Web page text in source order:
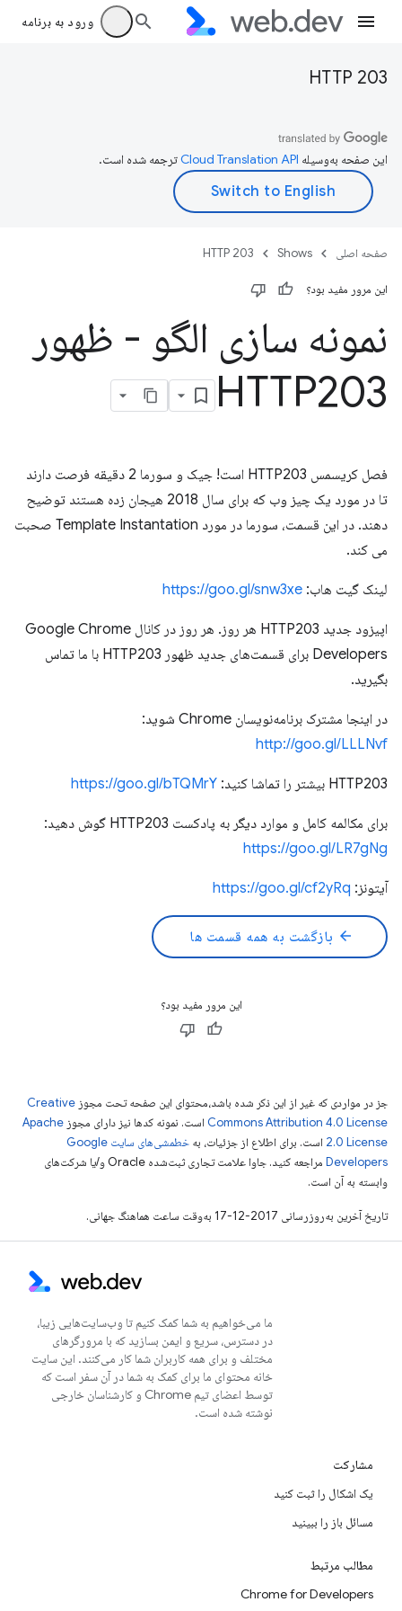
ورود به برنامه
HTTP 203
این صفحه به‌وسیله ترجمه شده است.
صفحه اصلی Shows
HTTP 203
این مرور مفید بود؟
نمونه سازی الگو - ظهور
HTTP203
فصل کریسمس HTTP203 است! جیک و سورما 2 دقیقه فرصت دارند
تا در مورد یک چیز وب که برای سال 2018 هیجان زده هستند توضیح
دهند. در این قسمت، سورما در مورد Template Instantation صحبت
می کند.
لینک گیت هاب: https://goo.gl/snw3xe
اپیزود جدید HTTP203 هر روز. هر روز در کانال Google Chrome
Developers برای قسمت‌های جدید ظهور HTTP203 با ما تماس
بگیرید.
در اینجا مشترک برنامه‌نویسان Chrome شوید:
http://goo.gl/LLLNvf
HTTP203 بیشتر را تماشا کنید: https://goo.gl/bTQMrY
برای مکالمه کامل و موارد دیگر به پادکست HTTP203 گوش دهید:
https://goo.gl/LR7gNg
آیتونز: https://goo.gl/cf2yRq
arrow_back بازگشت به همه قسمت ها
این مرور مفید بود؟
جز در مواردی که غیر از این ذکر شده باشد،‌محتوای این صفحه تحت مجوز Creative
Commons Attribution 4.0 License است. نمونه کدها نیز دارای مجوز Apache
2.0 License است. برای اطلاع از جزئیات، به
خطمشی‌های سایت Google
Developers‏
مراجعه کنید. جاوا علامت تجاری ثبت‌شده Oracle و/یا شرکت‌های
وابسته به آن است.
تاریخ آخرین به‌روزرسانی 2017-12-17 به‌وقت ساعت هماهنگ جهانی.
ما می‌خواهیم به شما کمک کنیم تا وب‌سایت‌هایی زیبا،
در دسترس، سریع و ایمن بسازید که با مرورگرهای
مختلف و برای همه کاربران شما کار می‌کنند. این سایت
خانه محتوای ما برای کمک به شما در آن سفر است که
توسط اعضای تیم Chrome و کارشناسان خارجی
نوشته شده است.
مشارکت
یک اشکال را ثبت کنید
مسائل باز را ببینید
مطالب مرتبط
Chrome for Developers